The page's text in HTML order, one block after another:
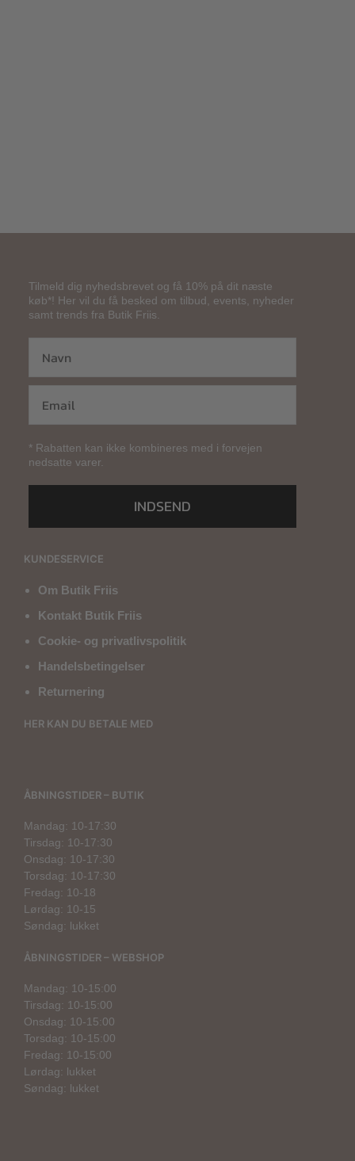
Tilmeld dig nyhedsbrevet og få 10% på dit næste
køb*! Her vil du få besked om tilbud, events, nyheder
samt trends fra Butik Friis.
* Rabatten kan ikke kombineres med i forvejen
nedsatte varer.
INDSEND
KUNDESERVICE
Om Butik Friis
Kontakt Butik Friis
Cookie- og privatlivspolitik
Handelsbetingelser
Returnering
HER KAN DU BETALE MED
ÅBNINGSTIDER – BUTIK
Mandag: 10-17:30
Tirsdag: 10-17:30
Onsdag: 10-17:30
Torsdag: 10-17:30
Fredag: 10-18
Lørdag: 10-15
Søndag: lukket
ÅBNINGSTIDER – WEBSHOP
Mandag: 10-15:00
Tirsdag: 10-15:00
Onsdag: 10-15:00
Torsdag: 10-15:00
Fredag: 10-15:00
Lørdag: lukket
Søndag: lukket